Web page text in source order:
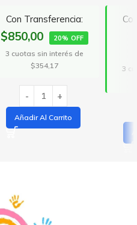
Con Transferencia:
$850,00 20% OFF
3 cuotas sin interés de
$354,17
Añadir Al Carrito
3